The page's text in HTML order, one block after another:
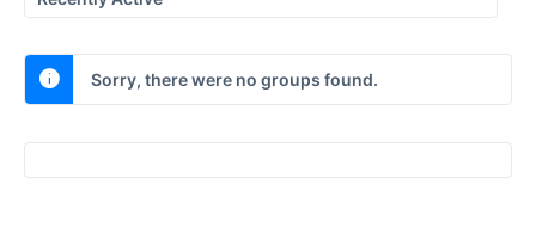
By:
Sorry, there were no groups found.